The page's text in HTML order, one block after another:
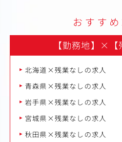
おすす
【勤務地】 ×
北海道×残業なしの求人
青森県×残業なしの求人
岩手県×残業なしの求人
宮城県×残業なしの求人
秋田県×残業なしの求人